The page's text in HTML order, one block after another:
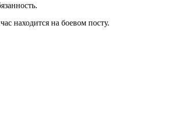
находится на боевом посту.